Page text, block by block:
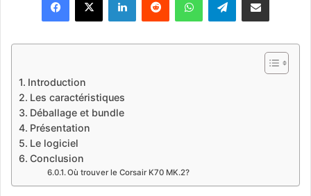
l
X
Introduction
Les caractéristiques
Déballage et bundle
Présentation
Le logiciel
Conclusion
Où trouver le Corsair K70 MK.2?